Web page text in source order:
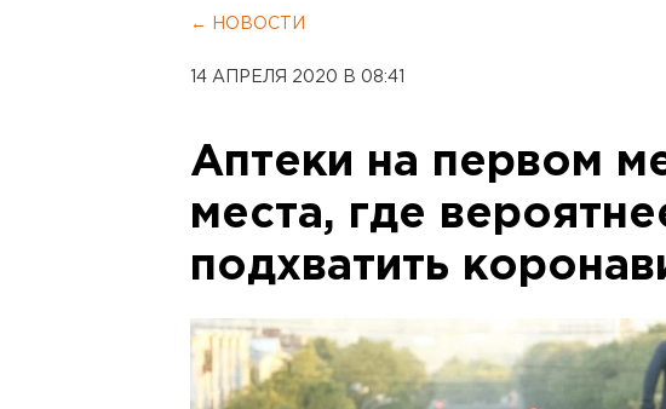
Челябинск
← НОВОСТИ
14 АПРЕЛЯ 2020 В 08:41
Аптеки на первом
места, где
подхватить